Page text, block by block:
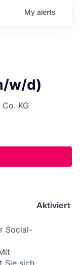
My alerts
w/d)
KG
Aktiviert
Social-
Sie sich